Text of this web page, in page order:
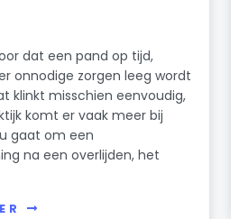
dat een pand op tijd,
onnodige zorgen leeg wordt
klinkt misschien eenvoudig,
komt er vaak meer bij
gaat om een
na een overlijden, het